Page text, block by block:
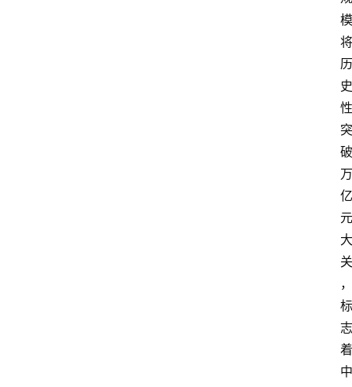
模
将
历
史
性
突
破
万
亿
元
大
关
，
标
志
着
中